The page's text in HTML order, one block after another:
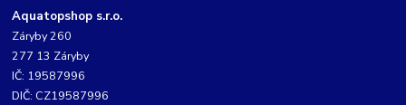
Aquatopshop s.r.o.
Záryby 260
277 13 Záryby
IČ: 19587996
DIČ: CZ19587996